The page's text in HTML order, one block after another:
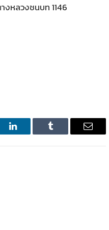
หลวงชนบท 1146
LinkedIn Tumblr Email